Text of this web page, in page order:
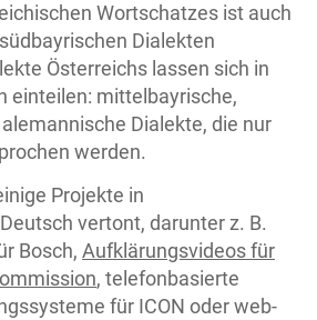
Wortschatzes ist auch
Dialekten
Österreichs lassen sich in
einteilen: mittelbayrische,
Dialekte, die nur
werden.
Projekte in
vertont, darunter z. B.
Bosch, Aufklärungsvideos für
, telefonbasierte
für ICON oder web-